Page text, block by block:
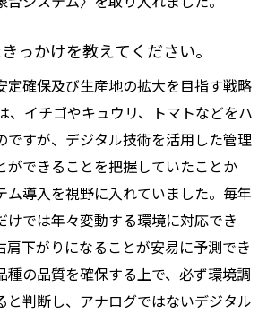
っかけを教えてください。
定確保及び生産地の拡大を目指す戦略
、イチゴやキュウリ、トマトなどをハ
ですが、デジタル技術を活用した管理
ができることを把握していたことか
ム導入を視野に入れていました。毎年
けでは年々変動する環境に対応でき
肩下がりになることが安易に予測でき
種の品質を確保する上で、必ず環境調
と判断し、アナログではないデジタル